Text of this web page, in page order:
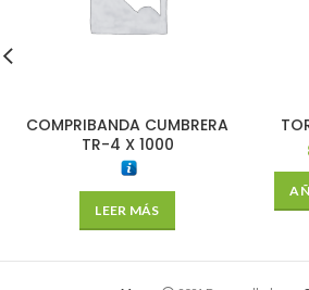
COMPRIBANDA CUMBRERA
TR-4 X 1000
LEER MÁS